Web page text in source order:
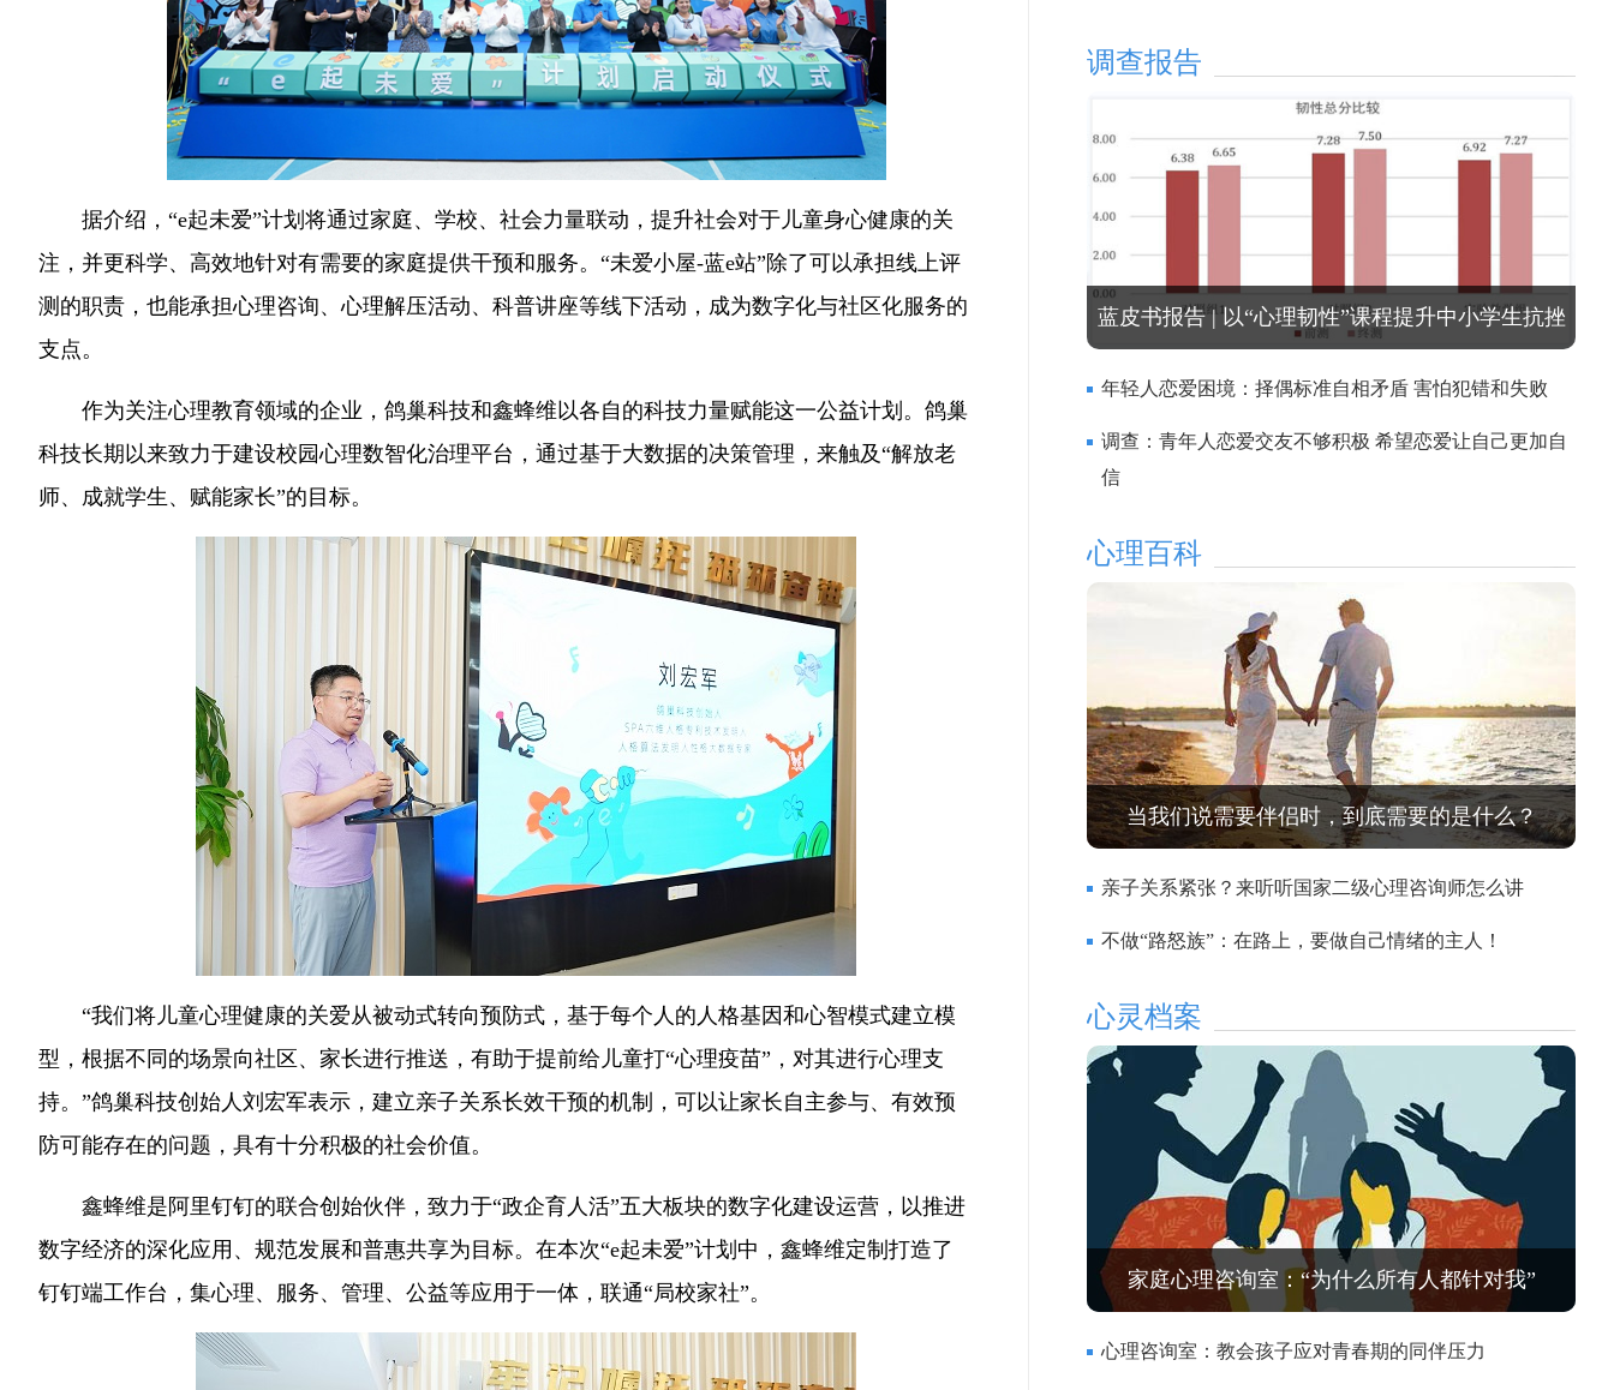
据介绍，“e起未爱”计划将通过家庭、学校、社会力量联动，提升社会对于儿童身心健康的关
注，并更科学、高效地针对有需要的家庭提供干预和服务。“未爱小屋-蓝e站”除了可以承担线上评
测的职责，也能承担心理咨询、心理解压活动、科普讲座等线下活动，成为数字化与社区化服务的
支点。
作为关注心理教育领域的企业，鸽巢科技和鑫蜂维以各自的科技力量赋能这一公益计划。鸽巢
科技长期以来致力于建设校园心理数智化治理平台，通过基于大数据的决策管理，来触及“解放老
师、成就学生、赋能家长”的目标。
“我们将儿童心理健康的关爱从被动式转向预防式，基于每个人的人格基因和心智模式建立模
型，根据不同的场景向社区、家长进行推送，有助于提前给儿童打“心理疫苗”，对其进行心理支
持。”鸽巢科技创始人刘宏军表示，建立亲子关系长效干预的机制，可以让家长自主参与、有效预
防可能存在的问题，具有十分积极的社会价值。
鑫蜂维是阿里钉钉的联合创始伙伴，致力于“政企育人活”五大板块的数字化建设运营，以推进
数字经济的深化应用、规范发展和普惠共享为目标。在本次“e起未爱”计划中，鑫蜂维定制打造了
钉钉端工作台，集心理、服务、管理、公益等应用于一体，联通“局校家社”。
调查报告
蓝皮书报告 | 以“心理韧性”课程提升中小学生抗挫
折能力
年轻人恋爱困境：择偶标准自相矛盾 害怕犯错和失败
调查：青年人恋爱交友不够积极 希望恋爱让自己更加自
信
心理百科
当我们说需要伴侣时，到底需要的是什么？
亲子关系紧张？来听听国家二级心理咨询师怎么讲
不做“路怒族”：在路上，要做自己情绪的主人！
心灵档案
家庭心理咨询室：“为什么所有人都针对我”
心理咨询室：教会孩子应对青春期的同伴压力